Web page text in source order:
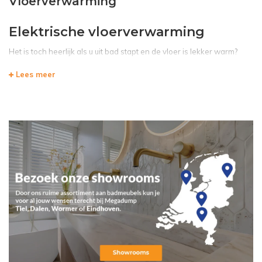
Elektrische vloerverwarming
Het is toch heerlijk als u uit bad stapt en de vloer is lekker warm?
vloerverwarming aan te laten leggen. Misschien vindt u de
Als u nu een kijkje neemt bij Megadump Tiel, dan ontdekt u welke
oplossing de badkamer vloerverwarming voor u kan betekenen.
Geen koude voeten meer, lekker warme voeten behouden wanneer
u uit bad stapt en dan is de winter een heerlijk seizoen waar u naar
uit gaat kijken!
Mogelijkheden elektrische
vloerverwarming
Met de elektrische vloerverwarming zijn er veel mogelijkheden.
Lees meer